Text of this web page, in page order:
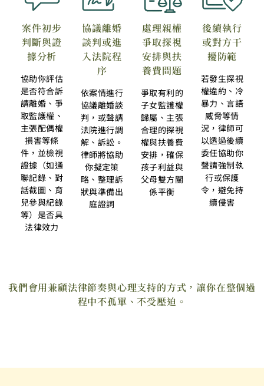
案件初步
判斷與證
據分析
協助你評估
是否符合訴
請離婚、爭
取監護權、
主張配偶權
損害等條
件，並檢視
證據（如通
聯記錄、對
話截圖、育
兒參與紀錄
等）是否具
法律效力
協議離婚
談判或進
入法院程
序
依案情進行
協議離婚談
判，或聲請
法院進行調
解、訴訟。
律師將協助
你擬定策
略、整理訴
狀與準備出
庭證詞
處理親權
爭取探視
安排與扶
養費問題
爭取有利的
子女監護權
歸屬、主張
合理的探視
權與扶養費
安排，確保
孩子利益與
父母雙方關
係平衡
後續執行
或對方干
擾防範
若發生探視
權違約、冷
暴力、言語
威脅等情
況，律師可
以透過後續
委任協助你
聲請強制執
行或保護
令，避免持
續侵害
我們會用兼顧法律節奏與心理支持的方式，讓你在整個過
程中不孤單、不受壓迫。